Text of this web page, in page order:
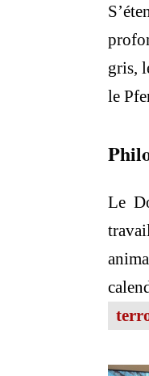
gris,
le
Le